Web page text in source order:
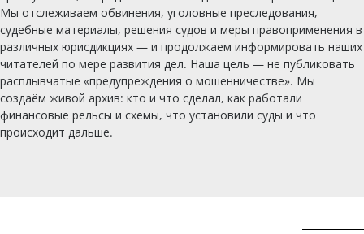
Мы отслеживаем обвинения, уголовные преследования,
судебные материалы, решения судов и меры правоприменения в
различных юрисдикциях — и продолжаем информировать наших
читателей по мере развития дел. Наша цель — не публиковать
расплывчатые «предупреждения о мошенничестве». Мы
создаём живой архив: кто и что сделал, как работали
финансовые рельсы и схемы, что установили суды и что
происходит дальше.